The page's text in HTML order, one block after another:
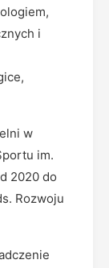
i
w
im.
2020 do
Rozwoju